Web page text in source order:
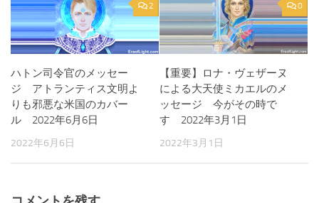
2
ハトン司令官のメッセー
ジ アトランティス文明よ
りも邪悪な米国のカバー
ル 2022年6月6日
2022年6月6日
0
【重要】ロナ・ヴェザーヌ
による大天使ミカエルのメ
ッセージ 今がその時で
す 2022年3月1日
2022年3月1日